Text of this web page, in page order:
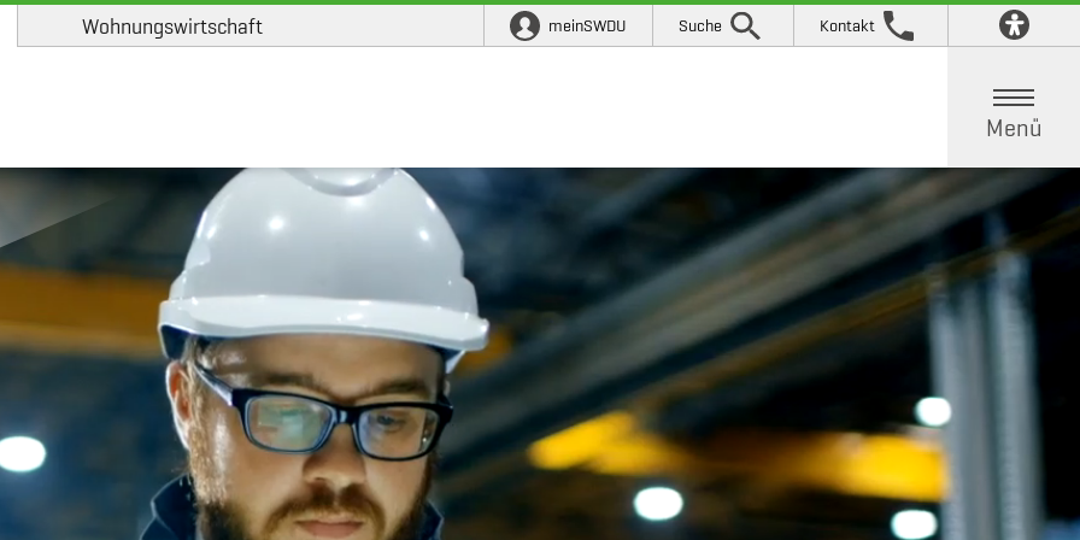
Wohnungswirtschaft meinSWDU Suche Kontakt